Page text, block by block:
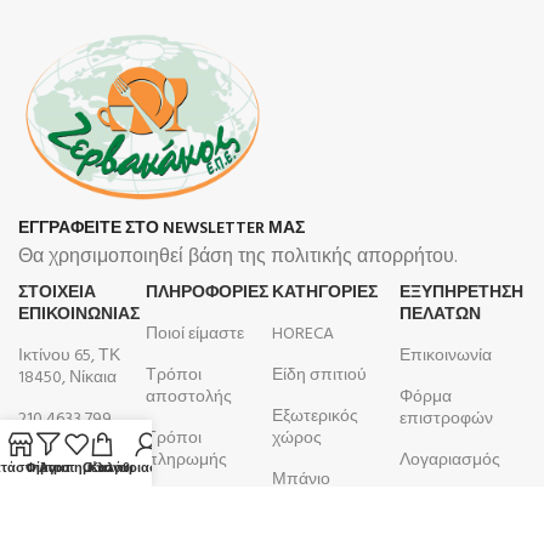
ΕΓΓΡΑΦΕΙΤΕ ΣΤΟ NEWSLETTER ΜΑΣ
Θα χρησιμοποιηθεί βάση της πολιτικής απορρήτου.
ΣΤΟΙΧΕΙΑ
ΕΠΙΚΟΙΝΩΝΙΑΣ
Ικτίνου 65, ΤΚ
18450, Νίκαια
210 4633 799
Δευτέρα -
Παρασκευή
ΠΛΗΡΟΦΟΡΊΕΣ
Ποιοί είμαστε
Τρόποι
αποστολής
Τρόποι
πληρωμής
ΚΑΤΗΓΟΡΙΕΣ
HORECA
Είδη σπιτιού
Εξωτερικός
χώρος
Μπάνιο
ΕΞΥΠΗΡΕΤΗΣΗ
ΠΕΛΑΤΩΝ
Επικοινωνία
Φόρμα
επιστροφών
Λογαριασμός
Φίλτρα
ΑγαπημέναΚαλάθι
Ο λογαριασμός μου